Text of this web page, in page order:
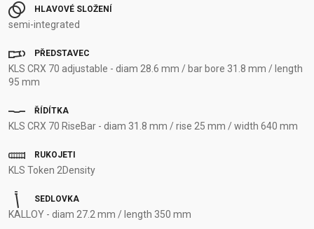
HLAVOVÉ SLOŽENÍ
semi-integrated
PŘEDSTAVEC
KLS CRX 70 adjustable - diam 28.6 mm / bar bore 31.8 mm / length
95 mm
ŘÍDÍTKA
KLS CRX 70 RiseBar - diam 31.8 mm / rise 25 mm / width 640 mm
RUKOJETI
KLS Token 2Density
SEDLOVKA
KALLOY - diam 27.2 mm / length 350 mm